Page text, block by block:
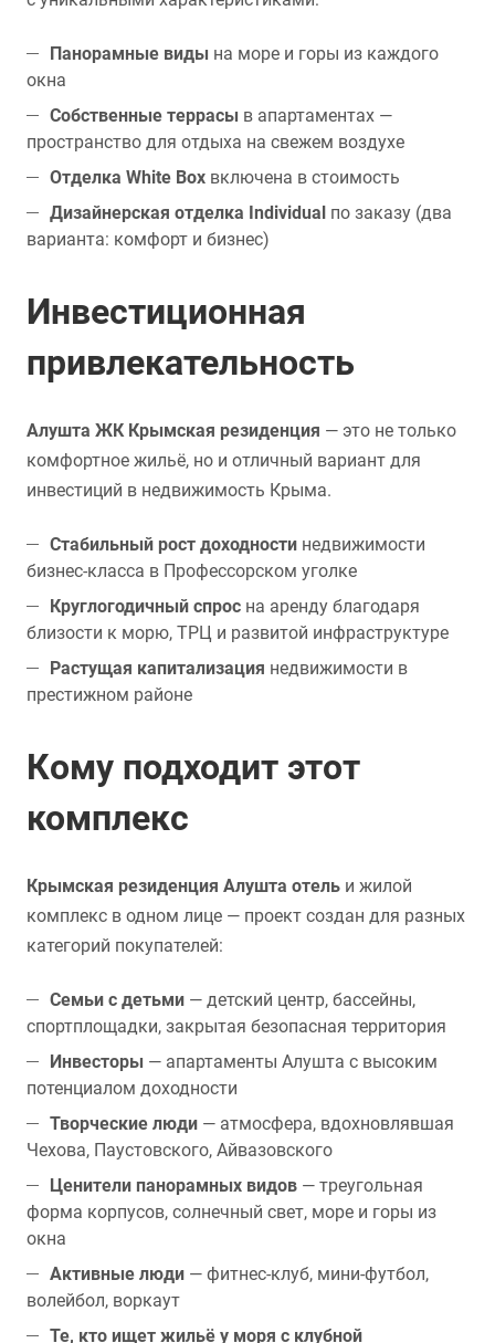
Панорамные виды на море и горы из каждого
окна
Собственные террасы в апартаментах —
пространство для отдыха на свежем воздухе
Отделка White Box включена в стоимость
Дизайнерская отделка Individual по заказу (два
варианта: комфорт и бизнес)
Инвестиционная
привлекательность
Алушта ЖК Крымская резиденция — это не только
комфортное жильё, но и отличный вариант для
инвестиций в недвижимость Крыма.
Стабильный рост доходности недвижимости
бизнес-класса в Профессорском уголке
Круглогодичный спрос на аренду благодаря
близости к морю, ТРЦ и развитой инфраструктуре
Растущая капитализация недвижимости в
престижном районе
Кому подходит этот
комплекс
Крымская резиденция Алушта отель и жилой
комплекс в одном лице — проект создан для разных
категорий покупателей:
Семьи с детьми — детский центр, бассейны,
спортплощадки, закрытая безопасная территория
Инвесторы — апартаменты Алушта с высоким
потенциалом доходности
Творческие люди — атмосфера, вдохновлявшая
Чехова, Паустовского, Айвазовского
Ценители панорамных видов — треугольная
форма корпусов, солнечный свет, море и горы из
окна
Активные люди — фитнес-клуб, мини-футбол,
волейбол, воркаут
Те, кто ищет жильё у моря с клубной